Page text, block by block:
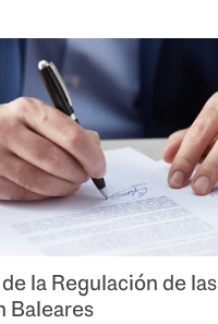
la Regulación de las
Baleares